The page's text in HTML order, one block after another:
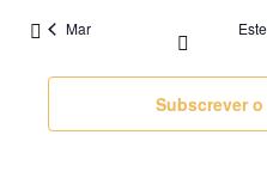
Mar
Subscrever